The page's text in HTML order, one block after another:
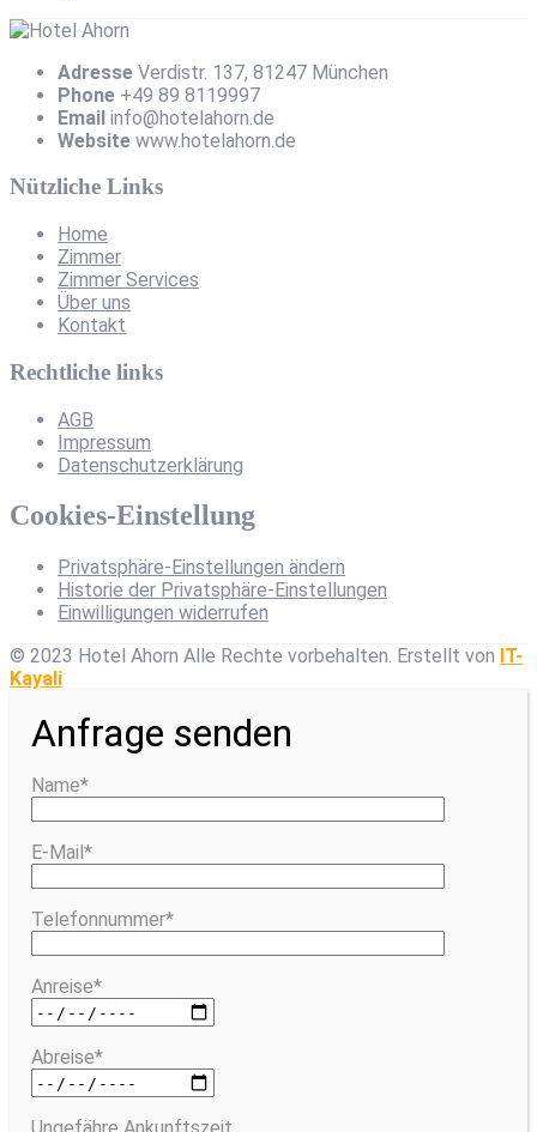
Adresse Verdistr. 137, 81247 München
Phone +49 89 8119997
Email info@hotelahorn.de
Website www.hotelahorn.de
Nützliche Links
Home
Zimmer
Zimmer Services
Über uns
Kontakt
Rechtliche links
AGB
Impressum
Datenschutzerklärung
Cookies-Einstellung
Privatsphäre-Einstellungen ändern
Historie der Privatsphäre-Einstellungen
Einwilligungen widerrufen
© 2023 Hotel Ahorn Alle Rechte vorbehalten. Erstellt von IT-
Kayali
Anfrage senden
Name*
E-Mail*
Telefonnummer*
Anreise*
Abreise*